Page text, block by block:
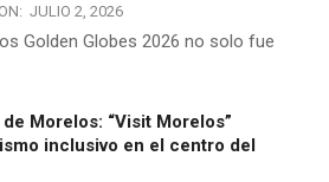
ON: JULIO 2, 2026
Golden Globes 2026 no solo fue
Morelos: “Visit Morelos”
inclusivo en el centro del